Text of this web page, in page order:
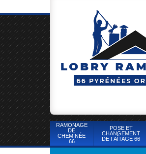
RAMONAGE
DE
CHEMINÉE
66
POSE ET
CHANGEMENT
DE FAÎTAGE 66